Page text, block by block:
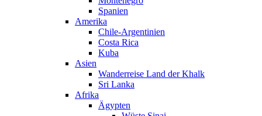
Spanien
Amerika
Chile-Argentinien
Costa Rica
Kuba
Asien
Wanderreise Land der Khalk
Sri Lanka
Afrika
Ägypten